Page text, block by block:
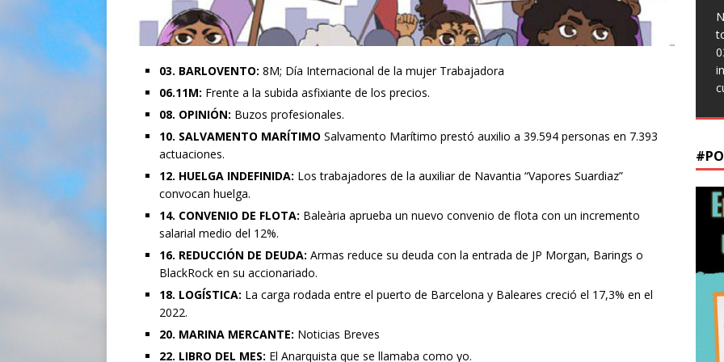
03. BARLOVENTO: 8M; Día Internacional de la mujer Trabajadora
06.11M: Frente a la subida asfixiante de los precios.
08. OPINIÓN: Buzos profesionales.
10. SALVAMENTO MARÍTIMO Salvamento Marítimo prestó auxilio a 39.594 personas en 7.393
actuaciones.
12. HUELGA INDEFINIDA: Los trabajadores de la auxiliar de Navantia “Vapores Suardiaz”
convocan huelga.
14. CONVENIO DE FLOTA: Baleària aprueba un nuevo convenio de flota con un incremento
salarial medio del 12%.
16. REDUCCIÓN DE DEUDA: Armas reduce su deuda con la entrada de JP Morgan, Barings o
BlackRock en su accionariado.
18. LOGÍSTICA: La carga rodada entre el puerto de Barcelona y Baleares creció el 17,3% en el
2022.
20. MARINA MERCANTE: Noticias Breves
22. LIBRO DEL MES: El Anarquista que se llamaba como yo.